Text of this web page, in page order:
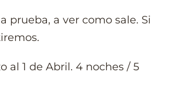
prueba, a ver como sale. Si
al 1 de Abril. 4 noches / 5